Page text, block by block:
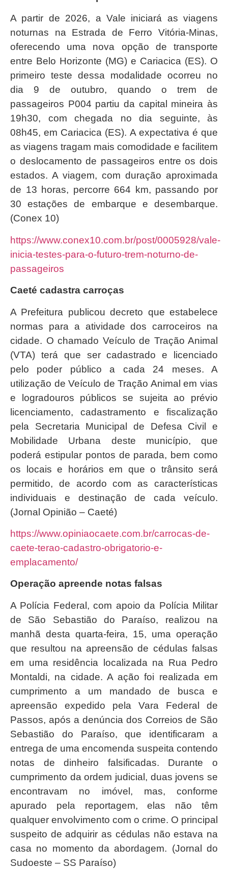
A partir de 2026, a Vale iniciará as viagens
noturnas na Estrada de Ferro Vitória-Minas,
oferecendo uma nova opção de transporte
entre Belo Horizonte (MG) e Cariacica (ES). O
primeiro teste dessa modalidade ocorreu no
dia 9 de outubro, quando o trem de
passageiros P004 partiu da capital mineira às
19h30, com chegada no dia seguinte, às
08h45, em Cariacica (ES). A expectativa é que
as viagens tragam mais comodidade e facilitem
o deslocamento de passageiros entre os dois
estados. A viagem, com duração aproximada
de 13 horas, percorre 664 km, passando por
30 estações de embarque e desembarque.
(Conex 10)
https://www.conex10.com.br/post/0005928/vale-
inicia-testes-para-o-futuro-trem-noturno-de-
passageiros
Caeté cadastra carroças
A Prefeitura publicou decreto que estabelece
normas para a atividade dos carroceiros na
cidade. O chamado Veículo de Tração Animal
(VTA) terá que ser cadastrado e licenciado
pelo poder público a cada 24 meses. A
utilização de Veículo de Tração Animal em vias
e logradouros públicos se sujeita ao prévio
licenciamento, cadastramento e fiscalização
pela Secretaria Municipal de Defesa Civil e
Mobilidade Urbana deste município, que
poderá estipular pontos de parada, bem como
os locais e horários em que o trânsito será
permitido, de acordo com as características
individuais e destinação de cada veículo.
(Jornal Opinião – Caeté)
https://www.opiniaocaete.com.br/carrocas-de-
caete-terao-cadastro-obrigatorio-e-
emplacamento/
Operação apreende notas falsas
A Polícia Federal, com apoio da Polícia Militar
de São Sebastião do Paraíso, realizou na
manhã desta quarta-feira, 15, uma operação
que resultou na apreensão de cédulas falsas
em uma residência localizada na Rua Pedro
Montaldi, na cidade. A ação foi realizada em
cumprimento a um mandado de busca e
apreensão expedido pela Vara Federal de
Passos, após a denúncia dos Correios de São
Sebastião do Paraíso, que identificaram a
entrega de uma encomenda suspeita contendo
notas de dinheiro falsificadas. Durante o
cumprimento da ordem judicial, duas jovens se
encontravam no imóvel, mas, conforme
apurado pela reportagem, elas não têm
qualquer envolvimento com o crime. O principal
suspeito de adquirir as cédulas não estava na
casa no momento da abordagem. (Jornal do
Sudoeste – SS Paraíso)